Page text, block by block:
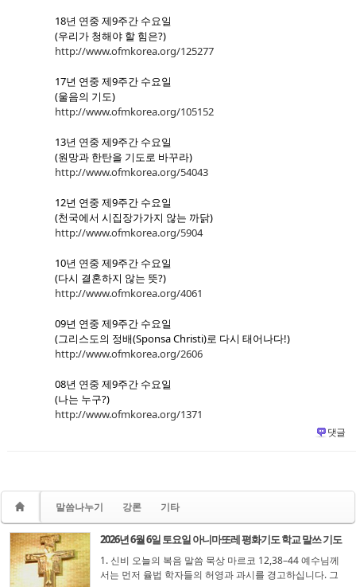
18년 연중 제9주간 수요일
(우리가 청해야 할 힘은?)
http://www.ofmkorea.org/125277
17년 연중 제9주간 수요일
(울음의 기도)
http://www.ofmkorea.org/105152
13년 연중 제9주간 수요일
(원망과 한탄을 기도로 바꾸라)
http://www.ofmkorea.org/54043
12년 연중 제9주간 수요일
(천국에서 시집장가가지 않는 까닭)
http://www.ofmkorea.org/5904
10년 연중 제9주간 수요일
(다시 결혼하지 않는 뜻?)
http://www.ofmkorea.org/4061
09년 연중 제9주간 수요일
(그리스도의 정배(Sponsa Christi)로 다시 태어나다!)
http://www.ofmkorea.org/2606
08년 연중 제9주간 수요일
(나는 누구?)
http://www.ofmkorea.org/1371
댓글
말씀나누기 강론 기타
2026년 6월 6일 토요일 아니마또레 평화기도 학교 말쓰 기도
1. 신비 오늘의 복음 말씀 묵상 마르코 12,38–44 예수님께
서는 먼저 율법 학자들의 허영과 과시를 경고하십니다. 그